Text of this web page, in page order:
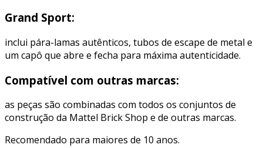
Grand Sport:
inclui pára-lamas autênticos, tubos de escape de metal e
um capô que abre e fecha para máxima autenticidade.
Compatível com outras marcas:
as peças são combinadas com todos os conjuntos de
construção da Mattel Brick Shop e de outras marcas.
Recomendado para maiores de 10 anos.